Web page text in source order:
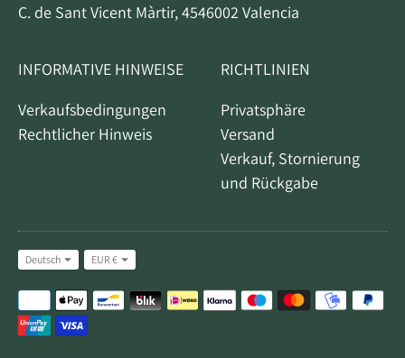
C. de Sant Vicent Màrtir, 4546002 Valencia
INFORMATIVE HINWEISE
Verkaufsbedingungen
Rechtlicher Hinweis
RICHTLINIEN
Privatsphäre
Versand
Verkauf, Stornierung
und Rückgabe
Sprache
Deutsch Währung
EUR €
Akzeptierte
Zahlungsmethoden